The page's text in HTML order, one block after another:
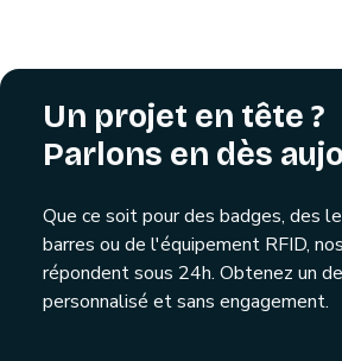
Un projet en tête ?
Parlons en dès
Que ce soit pour des badges, des
barres ou de l'équipement RFID,
répondent sous 24h. Obtenez un
personnalisé et sans engagement.